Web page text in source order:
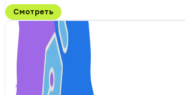
Смотреть